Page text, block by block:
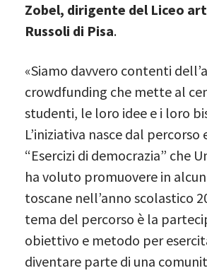
Zobel, dirigente del Liceo
Russoli di Pisa.
«Siamo davvero contenti
crowdfunding che mette al
studenti, le loro idee e i loro
L’iniziativa nasce dal percorso
“Esercizi di democrazia” che
ha voluto promuovere in
toscane nell’anno scolastico
tema del percorso è la
obiettivo e metodo per
diventare parte di una